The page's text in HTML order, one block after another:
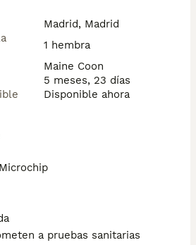
Madrid, Madrid
1 hembra
Maine Coon
5 meses, 23 días
Disponible ahora
a pruebas sanitarias